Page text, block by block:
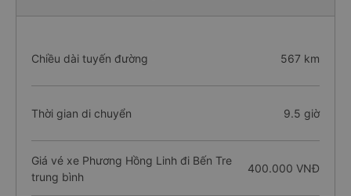
Chiều dài tuyến đường 567 km
Thời gian di chuyển 9.5 giờ
Giá vé xe Phương Hồng Linh đi Bến Tre
trung bình
400.000 VNĐ